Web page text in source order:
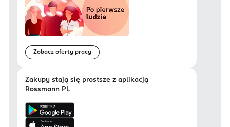
Zobacz oferty pracy
Zakupy stają się prostsze z aplikacją
Rossmann PL